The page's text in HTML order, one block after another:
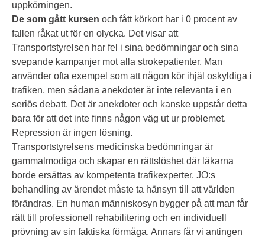
uppkörningen.
De som gått kursen och fått körkort har i 0 procent av
fallen råkat ut för en olycka. Det visar att
Transportstyrelsen har fel i sina bedömningar och sina
svepande kampanjer mot alla strokepatienter. Man
använder ofta exempel som att någon kör ihjäl oskyldiga i
trafiken, men sådana anekdoter är inte relevanta i en
seriös debatt. Det är anekdoter och kanske uppstår detta
bara för att det inte finns någon väg ut ur problemet.
Repression är ingen lösning.
Transportstyrelsens medicinska bedömningar är
gammalmodiga och skapar en rättslöshet där läkarna
borde ersättas av kompetenta trafikexperter. JO:s
behandling av ärendet måste ta hänsyn till att världen
förändras. En human människosyn bygger på att man får
rätt till professionell rehabilitering och en individuell
prövning av sin faktiska förmåga. Annars får vi antingen